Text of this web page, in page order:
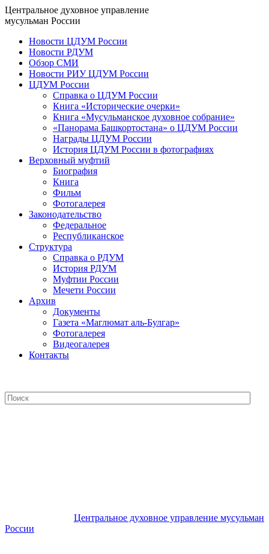
Центральное духовное управление
мусульман России
Новости ЦДУМ России
Новости РДУМ
Обзор СМИ
Новости РИУ ЦДУМ России
ЦДУМ России
Справка о ЦДУМ России
Книга «Исторические очерки»
Книга «Мусульманское духовное собрание»
«Панорама Башкортостана» о ЦДУМ России
Награды ЦДУМ России
История ЦДУМ России в фотографиях
Верховный муфтий
Биография
Книга
Фильм
Фотогалерея
Законодательство
Федеральное
Республиканское
Структура
Справка о РДУМ
История РДУМ
Муфтии России
Мечети России
Архив
Документы
Газета «Маглюмат аль-Булгар»
Фотогалерея
Видеогалерея
Контакты
Центральное духовное управление мусульман
России